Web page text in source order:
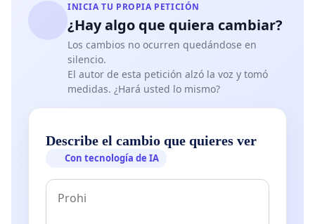
INICIA TU PROPIA PETICIÓN
¿Hay algo que quiera cambiar?
Los cambios no ocurren quedándose en
silencio.
El autor de esta petición alzó la voz y tomó
medidas. ¿Hará usted lo mismo?
Describe el cambio que quieres ver
Con tecnología de IA